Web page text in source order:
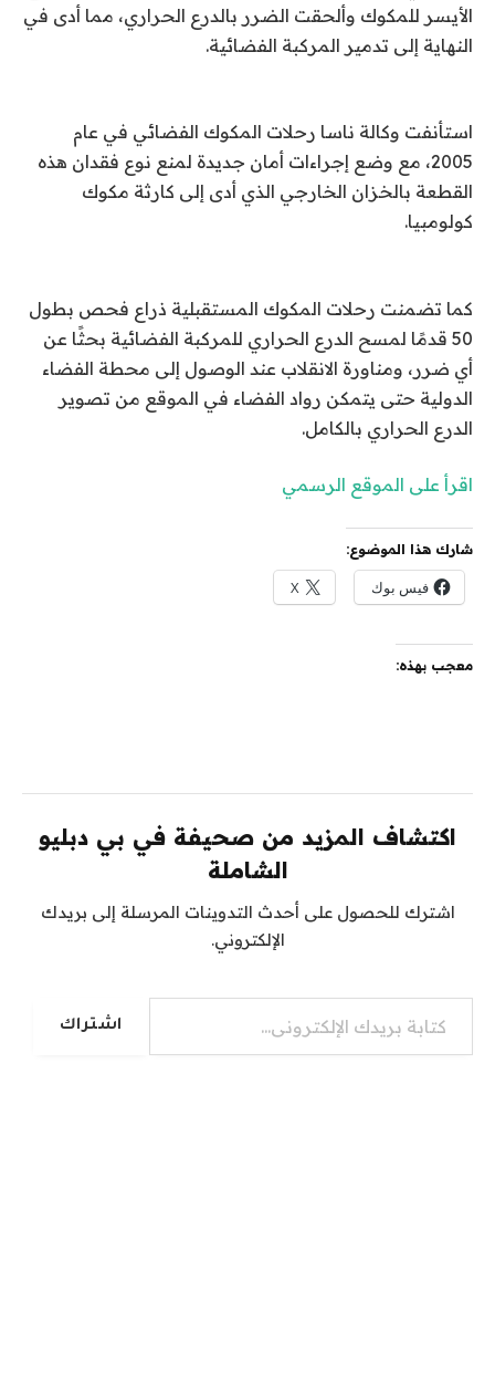
الأيسر للمكوك وألحقت الضرر بالدرع الحراري، مما أدى في
النهاية إلى تدمير المركبة الفضائية.
استأنفت وكالة ناسا رحلات المكوك الفضائي في عام
2005، مع وضع إجراءات أمان جديدة لمنع نوع فقدان هذه
القطعة بالخزان الخارجي الذي أدى إلى كارثة مكوك
كولومبيا.
كما تضمنت رحلات المكوك المستقبلية ذراع فحص بطول
50 قدمًا لمسح الدرع الحراري للمركبة الفضائية بحثًا عن
أي ضرر، ومناورة الانقلاب عند الوصول إلى محطة الفضاء
الدولية حتى يتمكن رواد الفضاء في الموقع من تصوير
الدرع الحراري بالكامل.
اقرأ على الموقع الرسمي
شارك هذا الموضوع:
فيس بوك X
معجب بهذه:
اكتشاف المزيد من صحيفة في بي دبليو
الشاملة
اشترك للحصول على أحدث التدوينات المرسلة إلى بريدك
الإلكتروني.
كتابة بريدك الإلكتروني...
اشتراك